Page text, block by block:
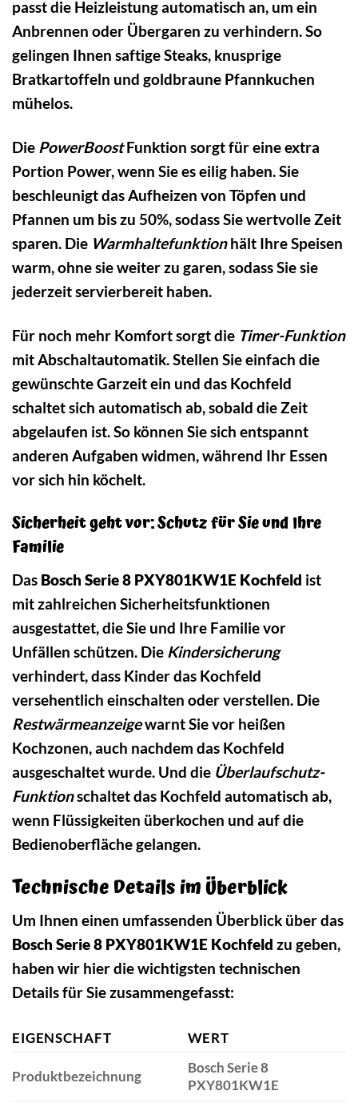
passt die Heizleistung automatisch an, um ein
Anbrennen oder Übergaren zu verhindern. So
gelingen Ihnen saftige Steaks, knusprige
Bratkartoffeln und goldbraune Pfannkuchen
mühelos.
Die PowerBoostFunktion sorgt für eine extra
Portion Power, wenn Sie es eilig haben. Sie
beschleunigt das Aufheizen von Töpfen und
Pfannen um bis zu 50%, sodass Sie wertvolle Zeit
sparen. Die Warmhaltefunktionhält Ihre Speisen
warm, ohne sie weiter zu garen, sodass Sie sie
jederzeit servierbereit haben.
Für noch mehr Komfort sorgt die Timer-Funktion
mit Abschaltautomatik. Stellen Sie einfach die
gewünschte Garzeit ein und das Kochfeld
schaltet sich automatisch ab, sobald die Zeit
abgelaufen ist. So können Sie sich entspannt
anderen Aufgaben widmen, während Ihr Essen
vor sich hin köchelt.
Sicherheit geht vor: Schutz für Sie und Ihre
Familie
Das Bosch Serie 8 PXY801KW1E Kochfeld ist
mit zahlreichen Sicherheitsfunktionen
ausgestattet, die Sie und Ihre Familie vor
Unfällen schützen. Die Kindersicherung
verhindert, dass Kinder das Kochfeld
versehentlich einschalten oder verstellen. Die
Restwärmeanzeigewarnt Sie vor heißen
Kochzonen, auch nachdem das Kochfeld
ausgeschaltet wurde. Und die Überlaufschutz-
Funktionschaltet das Kochfeld automatisch ab,
wenn Flüssigkeiten überkochen und auf die
Bedienoberfläche gelangen.
Technische Details im Überblick
Um Ihnen einen umfassenden Überblick über das
Bosch Serie 8 PXY801KW1E Kochfeld zu geben,
haben wir hier die wichtigsten technischen
Details für Sie zusammengefasst:
EIGENSCHAFT WERT
Produktbezeichnung
Bosch Serie 8
PXY801KW1E